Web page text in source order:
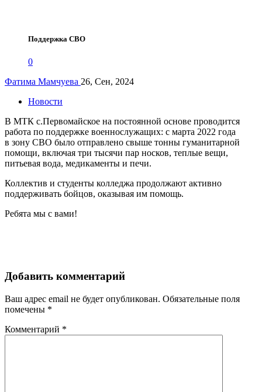
Поддержка СВО
0
Фатима Мамчуева 26, Сен, 2024
Новости
В МТК с.Первомайское на постоянной основе проводится
работа по поддержке военнослужащих: с марта 2022 года
в зону СВО было отправлено свыше тонны гуманитарной
помощи, включая три тысячи пар носков, теплые вещи,
питьевая вода, медикаменты и печи.
Коллектив и студенты колледжа продолжают активно
поддерживать бойцов, оказывая им помощь.
Ребята мы с вами!
Добавить комментарий
Ваш адрес email не будет опубликован. Обязательные поля
помечены *
Комментарий *